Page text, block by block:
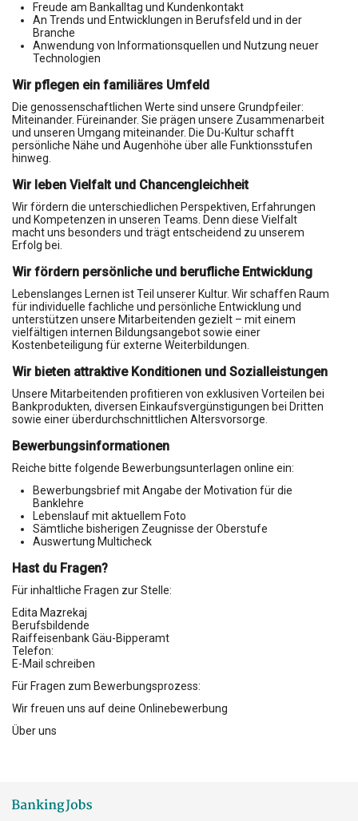
Freude am Bankalltag und Kundenkontakt
An Trends und Entwicklungen in Berufsfeld und in der
Branche
Anwendung von Informationsquellen und Nutzung neuer
Technologien
Wir pflegen ein familiäres Umfeld
Die genossenschaftlichen Werte sind unsere Grundpfeiler:
Miteinander. Füreinander. Sie prägen unsere Zusammenarbeit
und unseren Umgang miteinander. Die Du-Kultur schafft
persönliche Nähe und Augenhöhe über alle Funktionsstufen
hinweg.
Wir leben Vielfalt und Chancengleichheit
Wir fördern die unterschiedlichen Perspektiven, Erfahrungen
und Kompetenzen in unseren Teams. Denn diese Vielfalt
macht uns besonders und trägt entscheidend zu unserem
Erfolg bei.
Wir fördern persönliche und berufliche Entwicklung
Lebenslanges Lernen ist Teil unserer Kultur. Wir schaffen Raum
für individuelle fachliche und persönliche Entwicklung und
unterstützen unsere Mitarbeitenden gezielt – mit einem
vielfältigen internen Bildungsangebot sowie einer
Kostenbeteiligung für externe Weiterbildungen.
Wir bieten attraktive Konditionen und Sozialleistungen
Unsere Mitarbeitenden profitieren von exklusiven Vorteilen bei
Bankprodukten, diversen Einkaufsvergünstigungen bei Dritten
sowie einer überdurchschnittlichen Altersvorsorge.
Bewerbungsinformationen
Reiche bitte folgende Bewerbungsunterlagen online ein:
Bewerbungsbrief mit Angabe der Motivation für die
Banklehre
Lebenslauf mit aktuellem Foto
Sämtliche bisherigen Zeugnisse der Oberstufe
Auswertung Multicheck
Hast du Fragen?
Für inhaltliche Fragen zur Stelle:
Edita Mazrekaj
Berufsbildende
Raiffeisenbank Gäu-Bipperamt
Telefon:
E-Mail schreiben
Für Fragen zum Bewerbungsprozess:
Wir freuen uns auf deine Onlinebewerbung
Über uns